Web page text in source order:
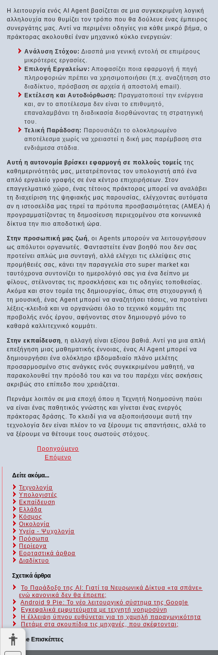
Η λειτουργία ενός AI Agent βασίζεται σε μια συγκεκριμένη λογική
αλληλουχία που θυμίζει τον τρόπο που θα δούλευε ένας έμπειρος
συνεργάτης μας. Αντί να περιμένει οδηγίες για κάθε μικρό βήμα, ο
πράκτορας ακολουθεί έναν μηχανικό κύκλο ενεργειών:
Ανάλυση Στόχου: Διασπά μια γενική εντολή σε επιμέρους
μικρότερες εργασίες.
Επιλογή Εργαλείων: Αποφασίζει ποια εφαρμογή ή πηγή
πληροφοριών πρέπει να χρησιμοποιήσει (π.χ. αναζήτηση στο
διαδίκτυο, πρόσβαση σε αρχεία ή αποστολή email).
Εκτέλεση και Αυτοδιόρθωση: Πραγματοποιεί την ενέργεια
και, αν το αποτέλεσμα δεν είναι το επιθυμητό,
επαναλαμβάνει τη διαδικασία διορθώνοντας τη στρατηγική
του.
Τελική Παράδοση: Παρουσιάζει το ολοκληρωμένο
αποτέλεσμα χωρίς να χρειαστεί η δική μας παρέμβαση στα
ενδιάμεσα στάδια.
Αυτή η αυτονομία βρίσκει εφαρμογή σε πολλούς τομείς της
καθημερινότητάς μας, μετατρέποντας τον υπολογιστή από ένα
απλό εργαλείο γραφής σε ένα κέντρο επιχειρήσεων. Στον
επαγγελματικό χώρο, ένας τέτοιος πράκτορας μπορεί να αναλάβει
τη διαχείριση της ψηφιακής μας παρουσίας, ελέγχοντας αυτόματα
αν η ιστοσελίδα μας τηρεί τα πρότυπα προσβασιμότητας (ΑΜΕΑ) ή
προγραμματίζοντας τη δημοσίευση περιεχομένου στα κοινωνικά
δίκτυα την πιο αποδοτική ώρα.
Στην προσωπική μας ζωή, οι Agents μπορούν να λειτουργήσουν
ως απόλυτοι οργανωτές. Φανταστείτε έναν βοηθό που δεν σας
προτείνει απλώς μια συνταγή, αλλά ελέγχει τις ελλείψεις στις
προμήθειές σας, κάνει την παραγγελία στο super market και
ταυτόχρονα συντονίζει το ημερολόγιό σας για ένα δείπνο με
φίλους, στέλνοντας τις προσκλήσεις και τις οδηγίες τοποθεσίας.
Ακόμα και στον τομέα της δημιουργίας, όπως στη στιχουργική ή
τη μουσική, ένας Agent μπορεί να αναζητήσει τάσεις, να προτείνει
λέξεις-κλειδιά και να οργανώσει όλο το τεχνικό κομμάτι της
προβολής ενός έργου, αφήνοντας στον δημιουργό μόνο το
καθαρά καλλιτεχνικό κομμάτι.
Στην εκπαίδευση, η αλλαγή είναι εξίσου βαθιά. Αντί για μια απλή
επεξήγηση μιας μαθηματικής έννοιας, ένας AI Agent μπορεί να
δημιουργήσει ένα ολόκληρο εβδομαδιαίο πλάνο μελέτης
προσαρμοσμένο στις ανάγκες ενός συγκεκριμένου μαθητή, να
παρακολουθεί την πρόοδό του και να του παρέχει νέες ασκήσεις
ακριβώς στο επίπεδο που χρειάζεται.
Περνάμε λοιπόν σε μια εποχή όπου η Τεχνητή Νοημοσύνη παύει
να είναι ένας παθητικός γνώστης και γίνεται ένας ενεργός
πράκτορας δράσης. Το κλειδί για να αξιοποιήσουμε αυτή την
τεχνολογία δεν είναι πλέον το να ξέρουμε τις απαντήσεις, αλλά το
να ξέρουμε να θέτουμε τους σωστούς στόχους.
Προηγούμενο
Επόμενο
Δείτε ακόμα...
Τεχνολογία
Υπολογιστές
Εκπαίδευση
Ελλάδα
Κόσμος
Οικολογία
Υγεία - Ψυχολογία
Πρόσωπα
Περίεργα
Εορταστικά άρθρα
Διαδίκτυο
Σχετικά άρθρα
Το Παράδοξο της AI: Γιατί τα Νευρωνικά Δίκτυα «τα σπάνε»
ενώ κανονικά δεν θα έπρεπε;
Android 9 Pie: Το νέο λειτουργικό σύστημα της Google
Eγκεφαλικά εμφυτεύματα με τεχνητή νοημοσύνη
Η έλλειψη ύπνου ευθύνεται για τη χαμηλή παραγωγικότητα
Πετάμε στα σκουπίδια τις μηχανές, που σκέφτονται;
Online Επισκέπτες